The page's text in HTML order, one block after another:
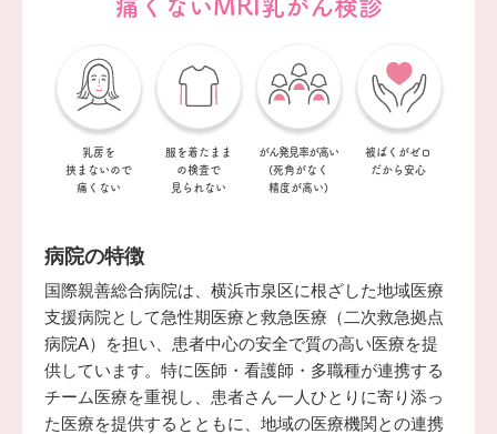
痛くないMRI乳がん検診
乳房を
挟まない ので
痛くない
服を着たまま
の検査で
見られない
がん発見率が高い
(死角がなく
精度が高い)
被ばくがゼロ
だから安心
病院の特徴
国際親善総合病院は、横浜市泉区に根ざした地域医療
支援病院として急性期医療と救急医療（二次救急拠点
病院A）を担い、患者中心の安全で質の高い医療を提
供しています。特に医師・看護師・多職種が連携する
チーム医療を重視し、患者さん一人ひとりに寄り添っ
た医療を提供するとともに、地域の医療機関との連携